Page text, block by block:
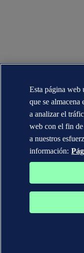
Esta página web
que se almacena
a analizar el
web con el fin
a nuestros
información: